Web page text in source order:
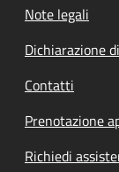
Note legali
Dichiarazione
Contatti
Prenotazione
Richiedi